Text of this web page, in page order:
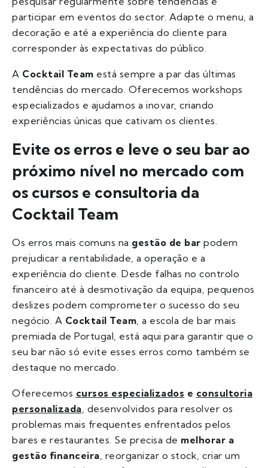
participar em eventos do sector. Adapte o menu, a
decoração e até a experiência do cliente para
corresponder às expectativas do público.
A Cocktail Team está sempre a par das últimas
tendências do mercado. Oferecemos workshops
especializados e ajudamos a inovar, criando
experiências únicas que cativam os clientes.
Evite os erros e leve o seu bar ao
próximo nível no mercado com
os cursos e consultoria da
Cocktail Team
Os erros mais comuns na gestão de bar podem
prejudicar a rentabilidade, a operação e a
experiência do cliente. Desde falhas no controlo
financeiro até à desmotivação da equipa, pequenos
deslizes podem comprometer o sucesso do seu
negócio. A Cocktail Team, a escola de bar mais
premiada de Portugal, está aqui para garantir que o
seu bar não só evite esses erros como também se
destaque no mercado.
Oferecemos cursos especializados e consultoria
personalizada, desenvolvidos para resolver os
problemas mais frequentes enfrentados pelos
bares e restaurantes. Se precisa de melhorar a
gestão financeira, reorganizar o stock, criar um